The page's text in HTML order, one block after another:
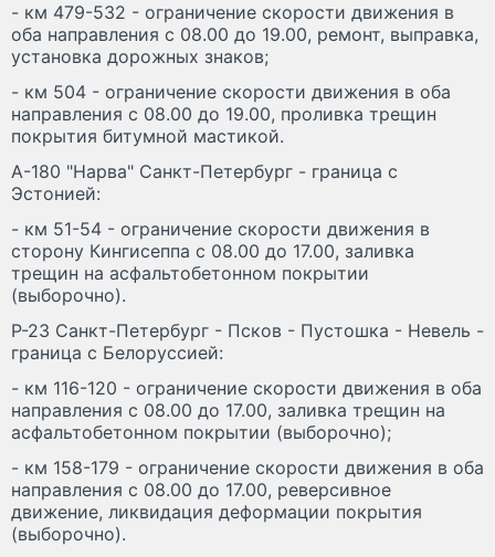
- км 479-532 - ограничение скорости движения в
оба направления с 08.00 до 19.00, ремонт, выправка,
установка дорожных знаков;
- км 504 - ограничение скорости движения в оба
направления с 08.00 до 19.00, проливка трещин
покрытия битумной мастикой.
А-180 "Нарва" Санкт-Петербург - граница с
Эстонией:
- км 51-54 - ограничение скорости движения в
сторону Кингисеппа с 08.00 до 17.00, заливка
трещин на асфальтобетонном покрытии
(выборочно).
Р-23 Санкт-Петербург - Псков - Пустошка - Невель -
граница с Белоруссией:
- км 116-120 - ограничение скорости движения в оба
направления с 08.00 до 17.00, заливка трещин на
асфальтобетонном покрытии (выборочно);
- км 158-179 - ограничение скорости движения в оба
направления с 08.00 до 17.00, реверсивное
движение, ликвидация деформации покрытия
(выборочно).